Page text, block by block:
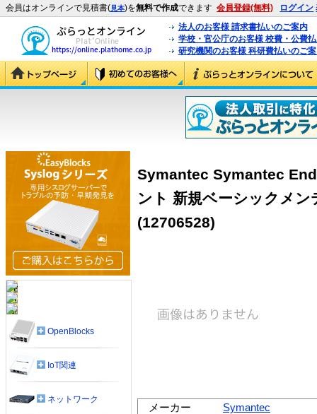
会員はオンラインで見積書(見本)を無料で作成できます 会員登録(無料) ログイン
法人のお客様 請求書払いのご案内
学校・官公庁のお客様 校費・公費
研究機関のお客様 科研費払いのご
Symantec Symantec
ント 新規ベーシックメ
(12706528)
メーカー
Symantec
OpenBlocks
IoT関連
ネットワーク